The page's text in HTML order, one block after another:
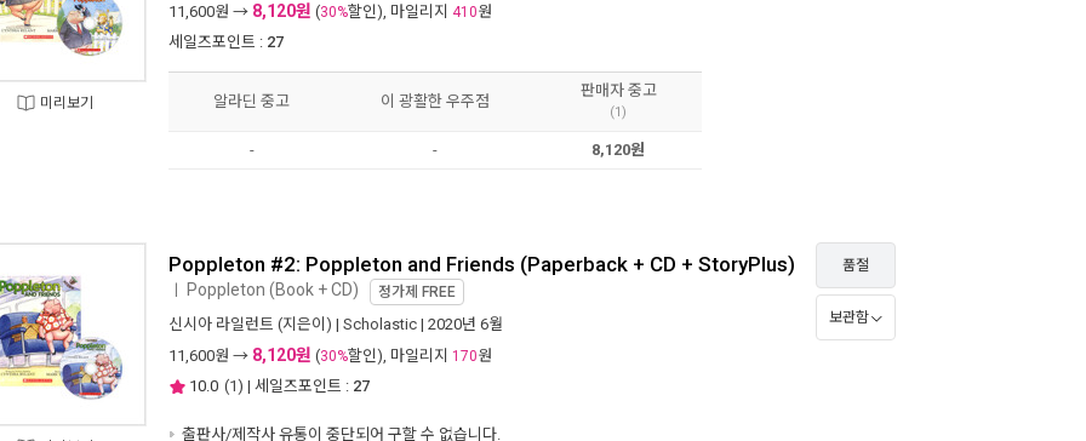
미리보기
11,600원 → 8,120원 (30%할인), 마일리지 410원
세일즈포인트 : 27
알라딘 중고 이 광활한 우주점
판매자 중고
(1)
- - 8,120원
Poppleton #2: Poppleton and Friends (Paperback + CD + StoryPlus)
Poppleton (Book + CD) 정가제 FREE
신시아 라일런트 (지은이) | Scholastic | 2020년 6월
11,600원 → 8,120원 (30%할인), 마일리지 170원
10.0 (1) | 세일즈포인트 : 27
출판사/제작사 유통이 중단되어 구할 수 없습니다.
품절
보관함